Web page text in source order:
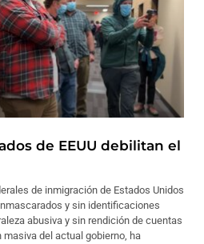
de EEUU debilitan el
de inmigración de Estados Unidos
y sin identificaciones
abusiva y sin rendición de cuentas
del actual gobierno, ha